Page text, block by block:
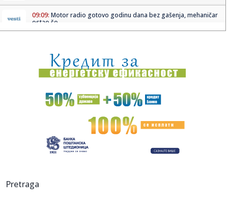
09:09: Motor radio gotovo godinu dana bez gašenja, mehaničar
ostao šo...
09:08:АМСС: На граничном прелазу ...
09:09:Na Batrovcima se od jutros čeka oko četiri sata
Rutina Šeltona
09:08:AdmiralBet ABA liga ostala bez direktora: Milija Vojinović
tankere s...
Pretraga